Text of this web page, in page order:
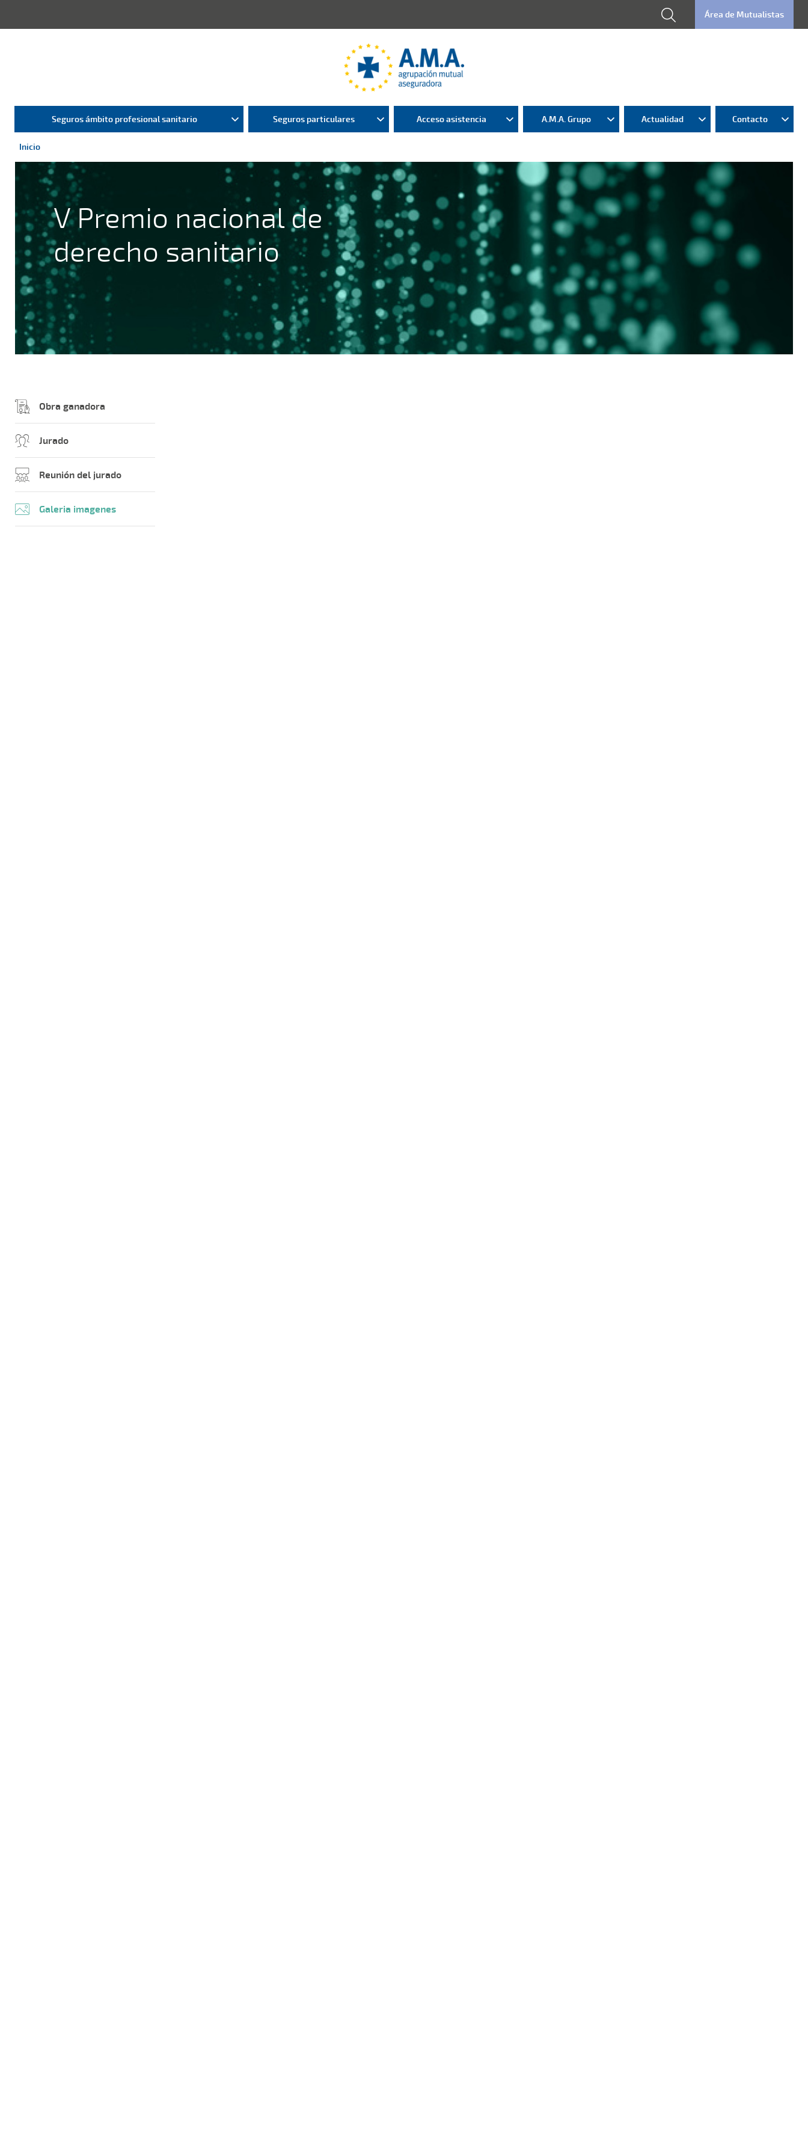
Área de Mutualistas
Seguros ámbito profesional sanitario Seguros particulares Acceso asistencia A.M.A. Grupo Actualidad Contacto
Inicio
V Premio nacional de
derecho sanitario
Obra ganadora
Jurado
Reunión del jurado
Galeria imagenes